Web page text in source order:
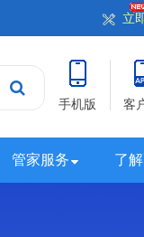
立
手机版 客
管家服务 了